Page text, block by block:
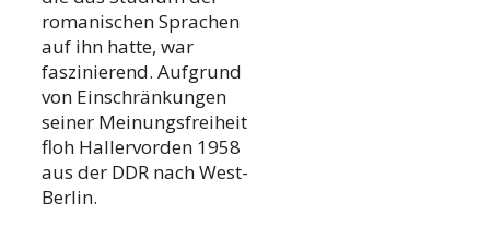
romanischen Sprachen
auf ihn hatte, war
faszinierend. Aufgrund
von Einschränkungen
seiner Meinungsfreiheit
floh Hallervorden 1958
aus der DDR nach West-
Berlin.